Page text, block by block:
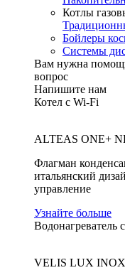
Котлы
Бойлеры
Системы
Вам нужна
вопрос
Напишите нам
Котел с Wi-Fi
ALTEAS ONE+
Флагман
итальянский
управление
Узнайте больше
Водонагреватель
VELIS LUX